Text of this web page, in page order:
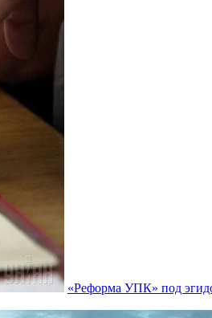
«Реформа УПК» под